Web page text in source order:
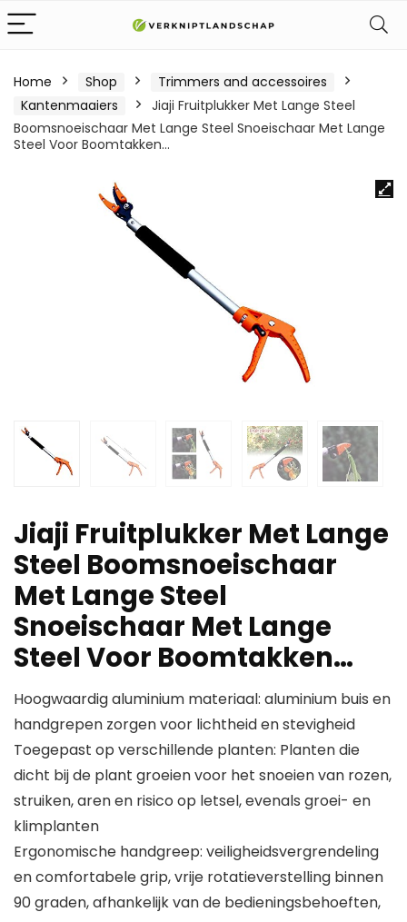
Home Shop
Trimmers and accessoires
Kantenmaaiers
Jiaji Fruitplukker Met Lange Steel
Boomsnoeischaar Met Lange Steel Snoeischaar Met Lange
Steel Voor Boomtakken…
Jiaji Fruitplukker Met Lange
Steel Boomsnoeischaar
Met Lange Steel
Snoeischaar Met Lange
Steel Voor Boomtakken…
Hoogwaardig aluminium materiaal: aluminium buis en
handgrepen zorgen voor lichtheid en stevigheid
Toegepast op verschillende planten: Planten die
dicht bij de plant groeien voor het snoeien van rozen,
struiken, aren en risico op letsel, evenals groei- en
klimplanten
Ergonomische handgreep: veiligheidsvergrendeling
en comfortabele grip, vrije rotatieverstelling binnen
90 graden, afhankelijk van de bedieningsbehoeften,